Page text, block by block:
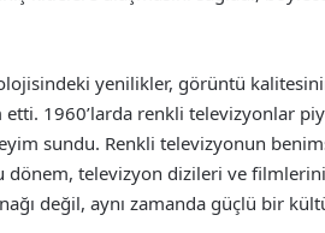
yenilikler, görüntü
etti. 1960’larda renkli televizyonlar
sundu. Renkli televizyonun
dönem, televizyon dizileri ve
değil, aynı zamanda güçlü bir